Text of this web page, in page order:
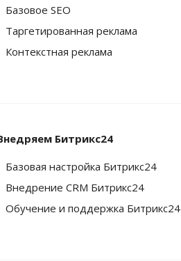
Базовое SEO
Таргетированная реклама
Контекстная реклама
Битрикс24
Базовая настройка Битрикс24
Внедрение CRM Битрикс24
Обучение и поддержка Битрикс24